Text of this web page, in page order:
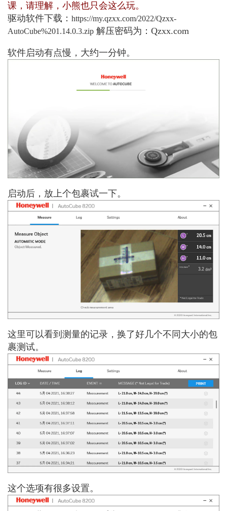
课，请理解，小熊也只会这么玩。
驱动软件下载： https://my.qzxx.com/2022/Qzxx-
AutoCube%201.14.0.3.zip 解压密码为：Qzxx.com
软件启动有点慢，大约一分钟。
启动后，放上个包裹试一下。
这里可以看到测量的记录，换了好几个不同大小的包
裹测试。
这个选项有很多设置。